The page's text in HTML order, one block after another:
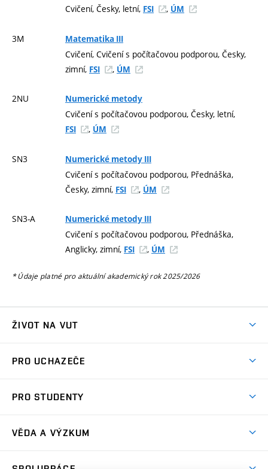
Cvičení, Česky, letní, FSI , ÚM
3M Matematika III
Cvičení, Cvičení s počítačovou podporou, Česky,
zimní, FSI , ÚM
2NU Numerické metody
Cvičení s počítačovou podporou, Česky, letní,
FSI , ÚM
SN3 Numerické metody III
Cvičení s počítačovou podporou, Přednáška,
Česky, zimní, FSI , ÚM
SN3-A Numerické metody III
Cvičení s počítačovou podporou, Přednáška,
Anglicky, zimní, FSI , ÚM
* Údaje platné pro aktuální akademický rok 2025/2026
ŽIVOT NA VUT
Koleje
Sport na VUT
PRO UCHAZEČE
Dny otevřených dveří
PRO STUDENTY
Harmonogram akademického roku
Zpracování osobních údajů studentů
Sociální bezpečí
VĚDA A VÝZKUM